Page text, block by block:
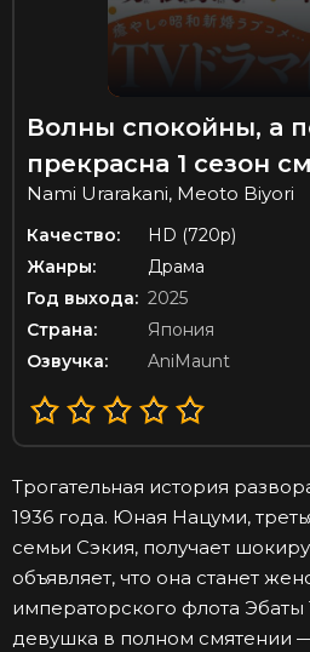
Волны спокойны, а
прекрасна 1 сезон
Nami Urarakani, Meoto Biyori
Качество:
HD (720p)
Жанры:
Драма
Год выхода: 2025
Страна:
Япония
Озвучка:
AniMaunt
Трогательная история
1936 года. Юная Нацуми,
семьи Сэкия, получает
объявляет, что она станет
императорского флота Эбаты
девушка в полном смятении